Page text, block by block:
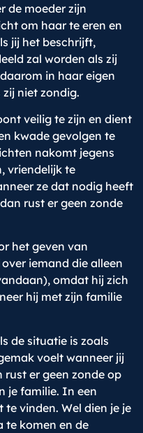
de moeder zijn
om haar te eren en
jij het beschrijft,
zal worden als zij
in haar eigen
niet zondig.
veilig te zijn en dient
kwade gevolgen te
nakomt jegens
vriendelijk te
ze dat nodig heeft
rust er geen zonde
het geven van
iemand die alleen
omdat hij zich
hij met zijn familie
de situatie is zoals
voelt wanneer jij
rust er geen zonde op
je familie. In een
vinden. Wel dien je je
te komen en de